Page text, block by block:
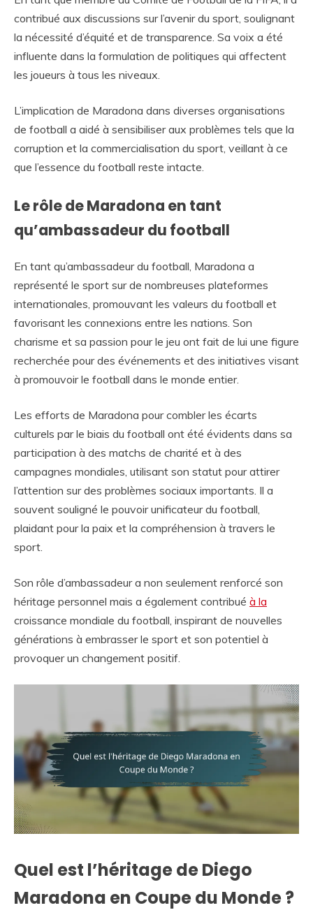
contribué aux discussions sur l’avenir du sport, soulignant
la nécessité d’équité et de transparence. Sa voix a été
influente dans la formulation de politiques qui affectent
les joueurs à tous les niveaux.
L’implication de Maradona dans diverses organisations
de football a aidé à sensibiliser aux problèmes tels que la
corruption et la commercialisation du sport, veillant à ce
que l’essence du football reste intacte.
Le rôle de Maradona en tant
qu’ambassadeur du football
En tant qu’ambassadeur du football, Maradona a
représenté le sport sur de nombreuses plateformes
internationales, promouvant les valeurs du football et
favorisant les connexions entre les nations. Son
charisme et sa passion pour le jeu ont fait de lui une figure
recherchée pour des événements et des initiatives visant
à promouvoir le football dans le monde entier.
Les efforts de Maradona pour combler les écarts
culturels par le biais du football ont été évidents dans sa
participation à des matchs de charité et à des
campagnes mondiales, utilisant son statut pour attirer
l’attention sur des problèmes sociaux importants. Il a
souvent souligné le pouvoir unificateur du football,
plaidant pour la paix et la compréhension à travers le
sport.
Son rôle d’ambassadeur a non seulement renforcé son
héritage personnel mais a également contribué à la
croissance mondiale du football, inspirant de nouvelles
générations à embrasser le sport et son potentiel à
provoquer un changement positif.
Quel est l’héritage de Diego
Maradona en Coupe du Monde ?